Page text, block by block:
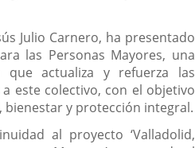
Julio Carnero, ha presentado
las Personas Mayores, una
actualiza y refuerza las
este colectivo, con el objetivo
bienestar y protección integral.
al proyecto ‘Valladolid,